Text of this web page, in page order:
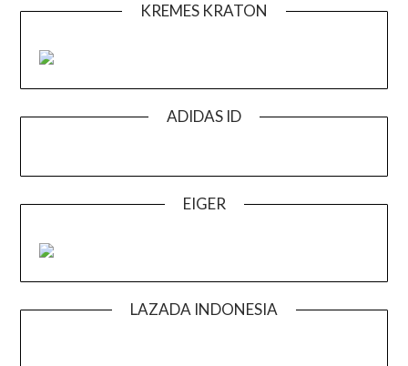
KREMES KRATON
ADIDAS ID
EIGER
LAZADA INDONESIA